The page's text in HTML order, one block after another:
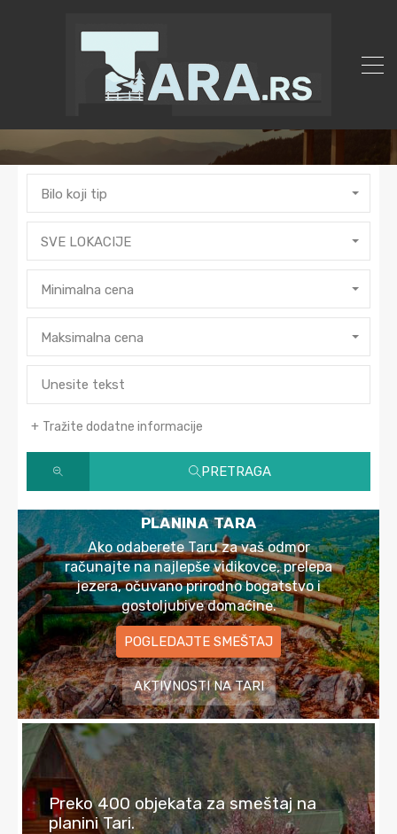
Bilo koji tip
SVE LOKACIJE
Minimalna cena
Maksimalna cena
Tražite dodatne informacije
PRETRAGA
PLANINA TARA
Ako odaberete Taru za vaš odmor
računajte na najlepše vidikovce, prelepa
jezera, očuvano prirodno bogatstvo i
gostoljubive domaćine.
POGLEDAJTE SMEŠTAJ
AKTIVNOSTI NA TARI
Preko 400 objekata za smeštaj na
planini Tari.